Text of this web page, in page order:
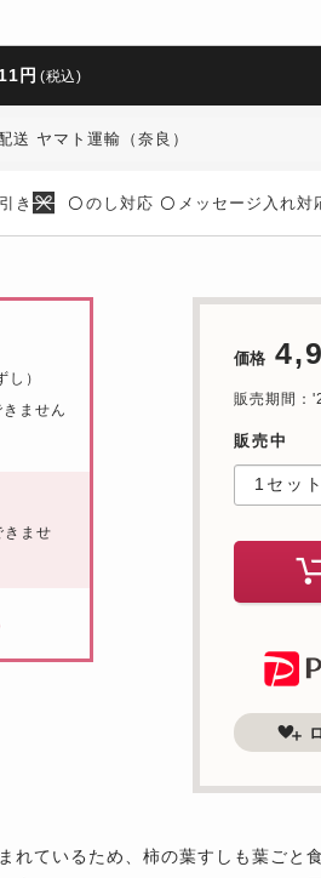
円 (税込)
送 ヤマト運輸（奈良）
き 〇 のし対応 〇 メッセージ入れ対
価格
販売期間：
販売中
し）
ません
ませ
れているため、柿の葉すしも葉ごと